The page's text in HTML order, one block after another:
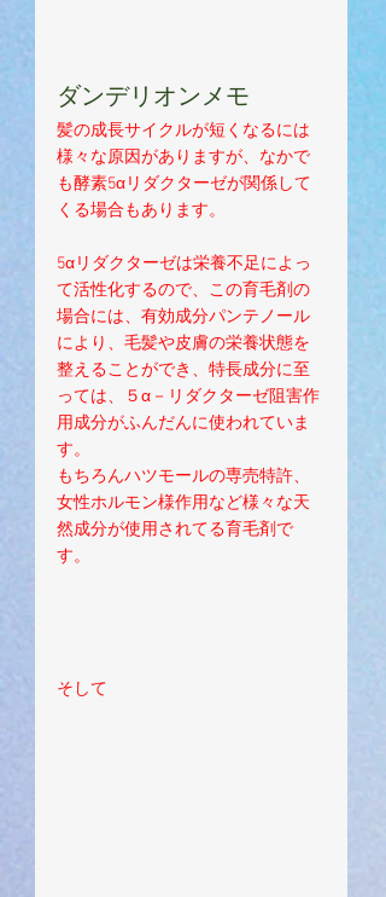
ダンデリオンメモ
髪の成長サイクルが短くなるには
様々な原因がありますが、なかで
も酵素5αリダクターゼが関係して
くる場合もあります。
5αリダクターゼは栄養不足によっ
て活性化するので、この育毛剤の
場合には、有効成分パンテノール
により、毛髪や皮膚の栄養状態を
整えることができ、特長成分に至
っては、５α－リダクターゼ阻害作
用成分がふんだんに使われていま
す。
もちろんハツモールの専売特許、
女性ホルモン様作用など様々な天
然成分が使用されてる育毛剤で
す。
そして